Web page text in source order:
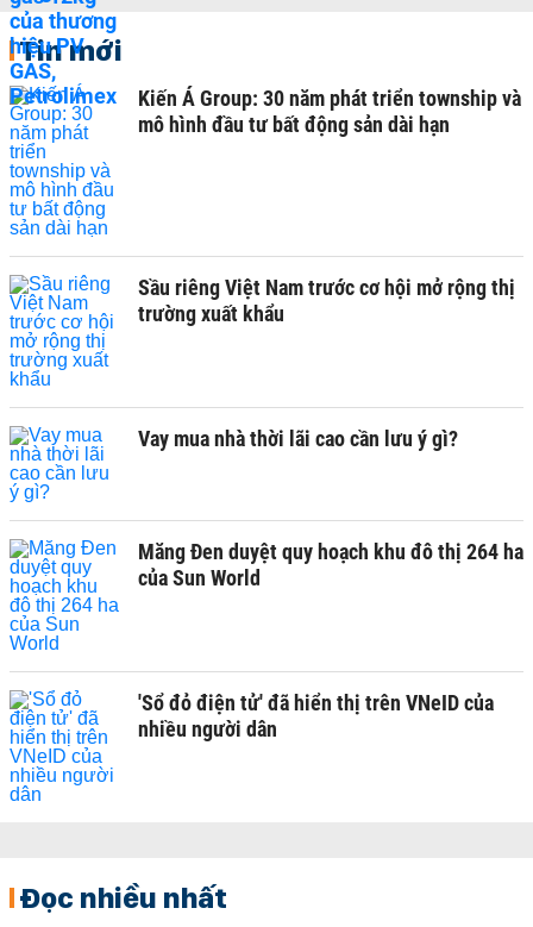
Tin mới
Kiến Á Group: 30 năm phát triển township và
mô hình đầu tư bất động sản dài hạn
Sầu riêng Việt Nam trước cơ hội mở rộng thị
trường xuất khẩu
Vay mua nhà thời lãi cao cần lưu ý gì?
Măng Đen duyệt quy hoạch khu đô thị 264 ha
của Sun World
'Sổ đỏ điện tử' đã hiển thị trên VNeID của
nhiều người dân
Đọc nhiều nhất